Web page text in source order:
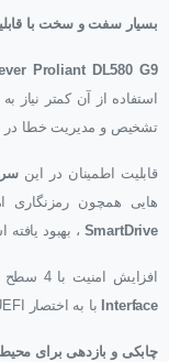
بسیار سفت و سخت با
Proliant DL580 G9
استفاده از آن کمتر
تشخیص و مدیریت خطا در
قابلیت اطمینان در این
هایی همچون رمزنگاری
SmartDrive ، بهبود یافته
افزایش امنیت با 4 سطح
Interface با به اختصار UEFI
چابکی و بازدهی برای